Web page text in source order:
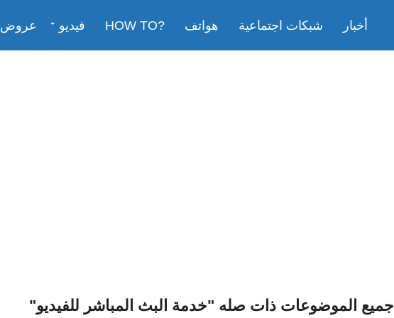
أخبار شبكات اجتماعية هواتف ?HOW TO فيديو عروض
جميع الموضوعات ذات صله "خدمة البث المباشر للفيديو"